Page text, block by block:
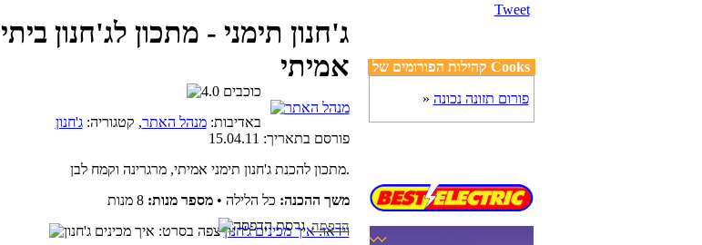
ג'חנון תימני - מתכון לג'חנון ביתי
אמיתי
באדיבות:מנהל האתר, קטגוריה:ג'חנון
פורסם בתאריך: 15.04.11
מתכון להכנת ג'חנון תימני אמיתי, מרגרינה וקמח לבן.
משך ההכנה: כל הלילה •מספר מנות: 8 מנות
וידאו: איך מכינים ג'חנון
הדפסה
Tweet
קהילות הפורומים של Cooks
» פורום תזונה נכונה